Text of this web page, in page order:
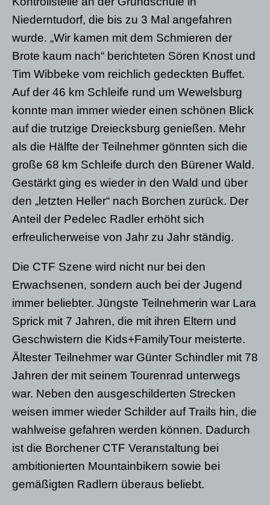
Niederntudorf, die bis zu 3 Mal angefahren
wurde. „Wir kamen mit dem Schmieren der
Brote kaum nach“ berichteten Sören Knost und
Tim Wibbeke vom reichlich gedeckten Buffet.
Auf der 46 km Schleife rund um Wewelsburg
konnte man immer wieder einen schönen Blick
auf die trutzige Dreiecksburg genießen. Mehr
als die Hälfte der Teilnehmer gönnten sich die
große 68 km Schleife durch den Bürener Wald.
Gestärkt ging es wieder in den Wald und über
den „letzten Heller“ nach Borchen zurück. Der
Anteil der Pedelec Radler erhöht sich
erfreulicherweise von Jahr zu Jahr ständig.
Die CTF Szene wird nicht nur bei den
Erwachsenen, sondern auch bei der Jugend
immer beliebter. Jüngste Teilnehmerin war Lara
Sprick mit 7 Jahren, die mit ihren Eltern und
Geschwistern die Kids+FamilyTour meisterte.
Ältester Teilnehmer war Günter Schindler mit 78
Jahren der mit seinem Tourenrad unterwegs
war. Neben den ausgeschilderten Strecken
weisen immer wieder Schilder auf Trails hin, die
wahlweise gefahren werden können. Dadurch
ist die Borchener CTF Veranstaltung bei
ambitionierten Mountainbikern sowie bei
gemäßigten Radlern überaus beliebt.